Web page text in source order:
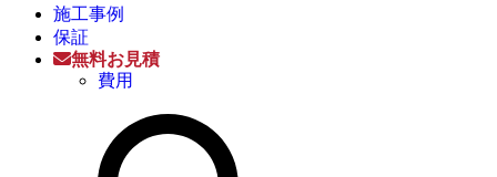
施工事例
保証
無料お見積
費用